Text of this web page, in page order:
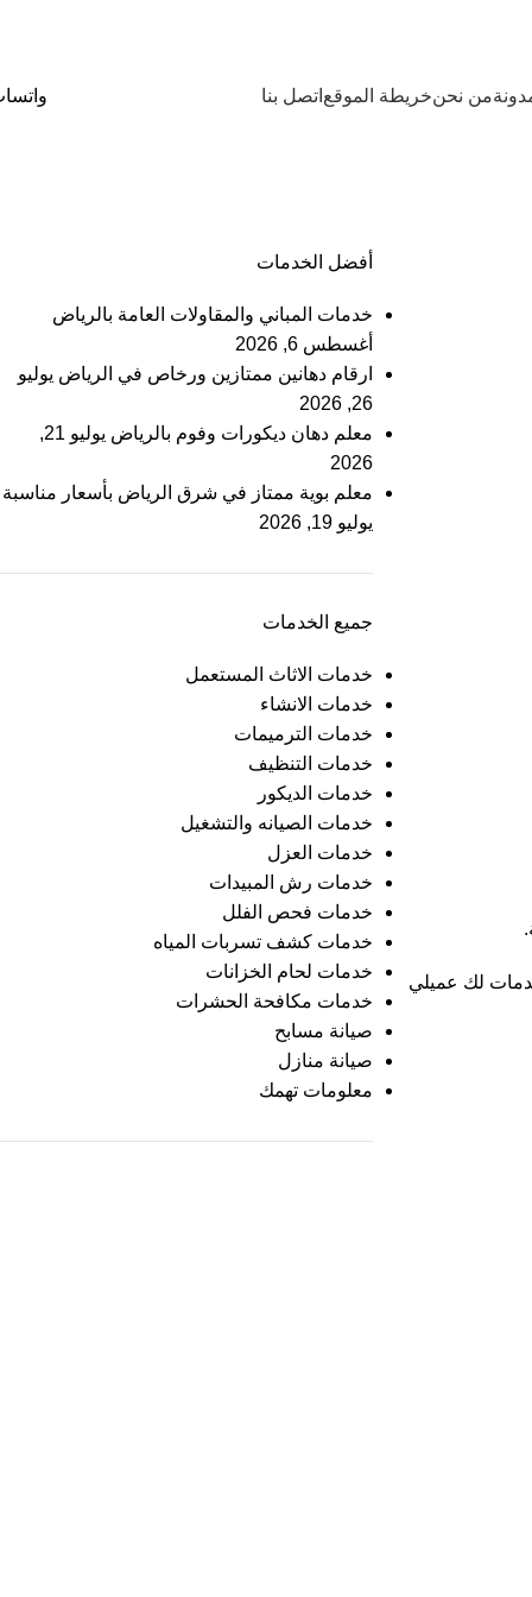
من نحنخريطة الموقع اتصل بنا
لك عميلي
أفضل الخدمات
خدمات المباني والمقاولات العامة بالرياض
أغسطس 6, 2026
ارقام دهانين ممتازين ورخاص في الرياض يوليو
26, 2026
معلم دهان ديكورات وفوم بالرياض
يوليو 21,
2026
معلم بوية ممتاز في شرق الرياض بأسعار مناسبة
يوليو 19, 2026
جميع الخدمات
خدمات الاثاث المستعمل
خدمات الانشاء
خدمات الترميمات
خدمات التنظيف
خدمات الديكور
خدمات الصيانه والتشغيل
خدمات العزل
خدمات رش المبيدات
خدمات فحص الفلل
خدمات كشف تسربات المياه
خدمات لحام الخزانات
خدمات مكافحة الحشرات
صيانة مسابح
صيانة منازل
معلومات تهمك